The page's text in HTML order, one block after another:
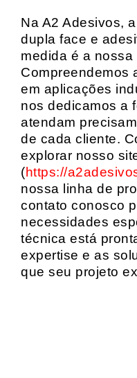
Na A2 Adesivos,
dupla face e
medida é a
Compreendemos
em aplicações
nos dedicamos a
atendam
de cada cliente.
explorar nosso
(https://
nossa linha de
contato conosco
necessidades
técnica está
expertise e as
que seu projeto